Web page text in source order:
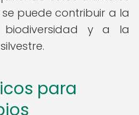
puede contribuir a la
biodiversidad y a la
para